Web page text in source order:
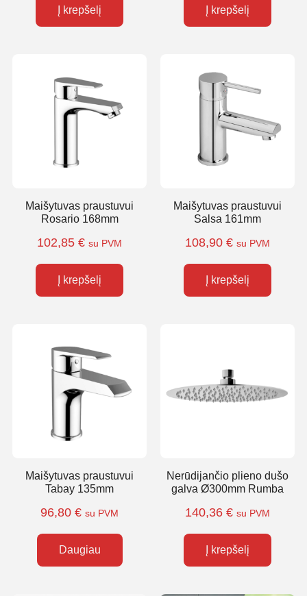
Į krepšelį Į krepšelį
Maišytuvas praustuvui
Rosario 168mm
102,85 € su PVM
Į krepšelį
Maišytuvas praustuvui
Salsa 161mm
108,90 € su PVM
Į krepšelį
Maišytuvas praustuvui
Tabay 135mm
96,80 € su PVM
Daugiau
Nerūdijančio plieno dušo
galva Ø300mm Rumba
140,36 € su PVM
Į krepšelį